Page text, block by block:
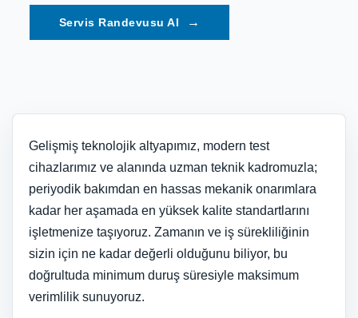
→
Gelişmiş teknolojik altyapımız, modern test
cihazlarımız ve alanında uzman teknik kadromuzla;
periyodik bakımdan en hassas mekanik onarımlara
kadar her aşamada en yüksek kalite standartlarını
işletmenize taşıyoruz. Zamanın ve iş sürekliliğinin
sizin için ne kadar değerli olduğunu biliyor, bu
doğrultuda minimum duruş süresiyle maksimum
verimlilik sunuyoruz.